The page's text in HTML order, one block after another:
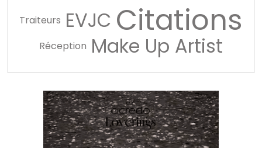
Traiteurs EVJC Citations
Réception Make Up Artist